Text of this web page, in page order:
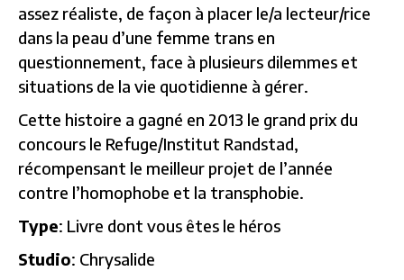
assez réaliste, de façon à placer le/a lecteur/rice
dans la peau d’une femme trans en
questionnement, face à plusieurs dilemmes et
situations de la vie quotidienne à gérer.
Cette histoire a gagné en 2013 le grand prix du
concours le Refuge/Institut Randstad,
récompensant le meilleur projet de l’année
contre l’homophobe et la transphobie.
Type: Livre dont vous êtes le héros
Studio: Chrysalide